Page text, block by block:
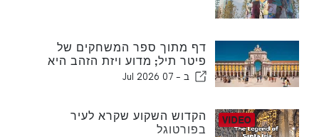
דף מתוך ספר המשחקים של
פיטר תיל; מדוע ויזת הזהב היא
אופציה בעלת ערך
ב - 07 Jul 2026
הקדוש השקוע שקרא לעיר
בפורטוגל